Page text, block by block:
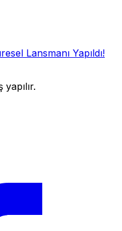
Lansmanı Yapıldı!